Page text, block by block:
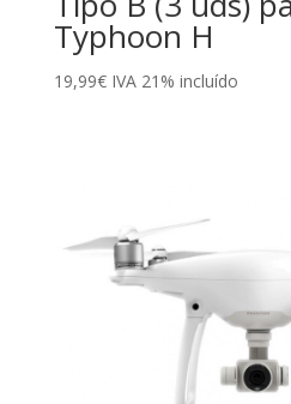
Typhoon H
19,99€ IVA 21% incluído